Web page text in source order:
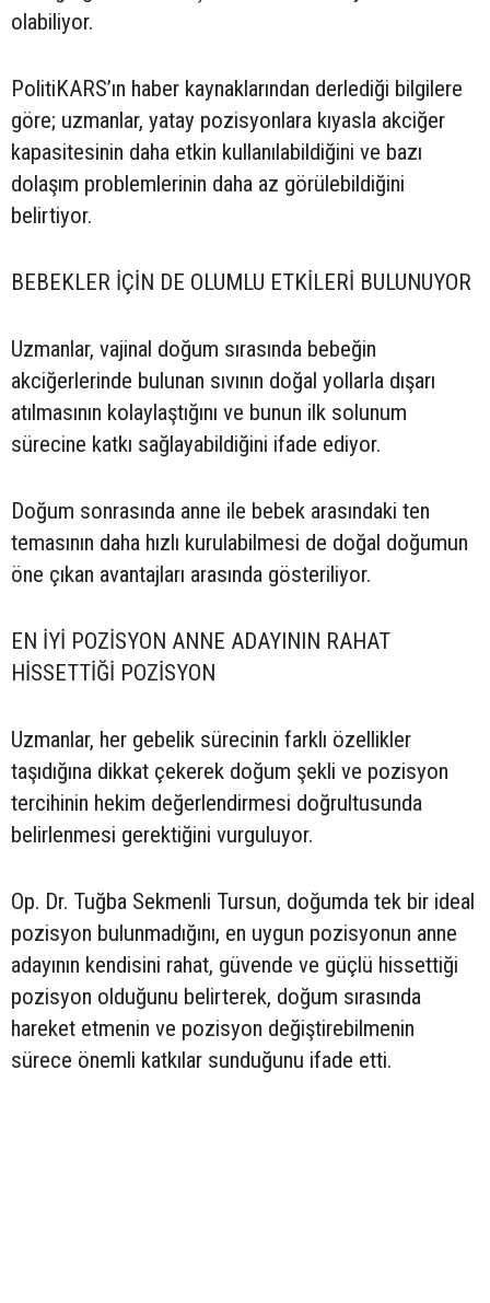
olabiliyor.
PolitiKARS’ın haber kaynaklarından derlediği bilgilere
göre; uzmanlar, yatay pozisyonlara kıyasla akciğer
kapasitesinin daha etkin kullanılabildiğini ve bazı
dolaşım problemlerinin daha az görülebildiğini
belirtiyor.
BEBEKLER İÇİN DE OLUMLU ETKİLERİ BULUNUYOR
Uzmanlar, vajinal doğum sırasında bebeğin
akciğerlerinde bulunan sıvının doğal yollarla dışarı
atılmasının kolaylaştığını ve bunun ilk solunum
sürecine katkı sağlayabildiğini ifade ediyor.
Doğum sonrasında anne ile bebek arasındaki ten
temasının daha hızlı kurulabilmesi de doğal doğumun
öne çıkan avantajları arasında gösteriliyor.
EN İYİ POZİSYON ANNE ADAYININ RAHAT
HİSSETTİĞİ POZİSYON
Uzmanlar, her gebelik sürecinin farklı özellikler
taşıdığına dikkat çekerek doğum şekli ve pozisyon
tercihinin hekim değerlendirmesi doğrultusunda
belirlenmesi gerektiğini vurguluyor.
Op. Dr. Tuğba Sekmenli Tursun, doğumda tek bir ideal
pozisyon bulunmadığını, en uygun pozisyonun anne
adayının kendisini rahat, güvende ve güçlü hissettiği
pozisyon olduğunu belirterek, doğum sırasında
hareket etmenin ve pozisyon değiştirebilmenin
sürece önemli katkılar sunduğunu ifade etti.